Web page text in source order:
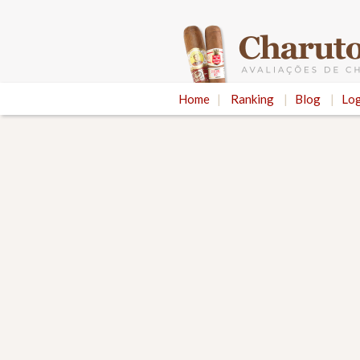
Home | Ranking | Blog |